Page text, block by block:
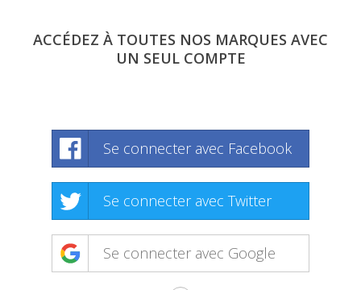
ACCÉDEZ À TOUTES NOS MARQUES AVEC
UN SEUL COMPTE
Se connecter avec Facebook
Se connecter avec Twitter
Se connecter avec Google